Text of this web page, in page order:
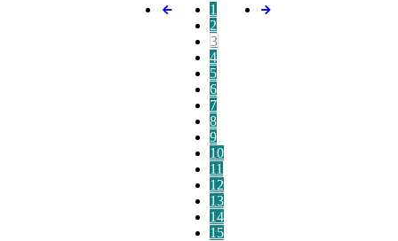
1
2
3
4
5
6
7
8
9
10
11
12
13
14
15